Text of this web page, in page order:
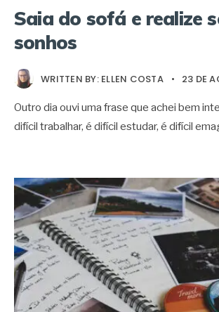
Saia do sofá e realize
sonhos
WRITTEN BY: ELLEN COSTA • 23 DE
Outro dia ouvi uma frase que achei bem
difícil trabalhar, é difícil estudar, é difícil